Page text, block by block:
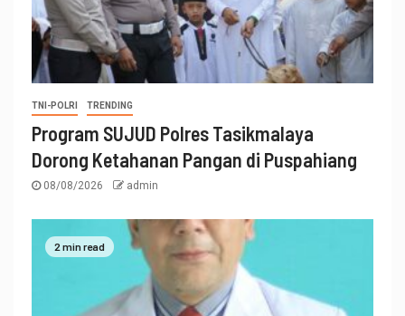
TNI-POLRI TRENDING
Program SUJUD Polres Tasikmalaya
Dorong Ketahanan Pangan di Puspahiang
08/08/2026 admin
2 min read